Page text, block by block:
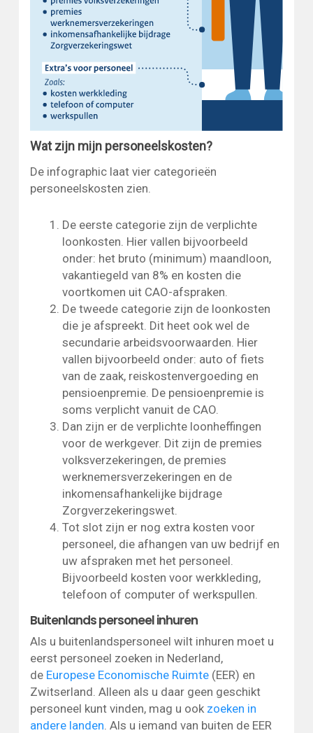
Wat zijn mijn personeelskosten?
De infographic laat vier categorieën
personeelskosten zien.
De eerste categorie zijn de verplichte
loonkosten. Hier vallen bijvoorbeeld
onder: het bruto (minimum) maandloon,
vakantiegeld van 8% en kosten die
voortkomen uit CAO-afspraken.
De tweede categorie zijn de loonkosten
die je afspreekt. Dit heet ook wel de
secundarie arbeidsvoorwaarden. Hier
vallen bijvoorbeeld onder: auto of fiets
van de zaak, reiskostenvergoeding en
pensioenpremie. De pensioenpremie is
soms verplicht vanuit de CAO.
Dan zijn er de verplichte loonheffingen
voor de werkgever. Dit zijn de premies
volksverzekeringen, de premies
werknemersverzekeringen en de
inkomensafhankelijke bijdrage
Zorgverzekeringswet.
Tot slot zijn er nog extra kosten voor
personeel, die afhangen van uw bedrijf en
uw afspraken met het personeel.
Bijvoorbeeld kosten voor werkkleding,
telefoon of computer of werkspullen.
Buitenlands personeel inhuren
Als u buitenlandspersoneel wilt inhuren moet u
eerst personeel zoeken in Nederland,
de Europese Economische Ruimte(EER) en
Zwitserland. Alleen als u daar geen geschikt
personeel kunt vinden, mag u ook zoeken in
andere landen . Als u iemand van buiten de EER